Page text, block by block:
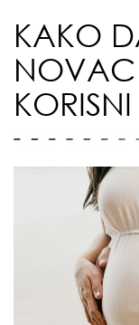
KAKO
NOVAC